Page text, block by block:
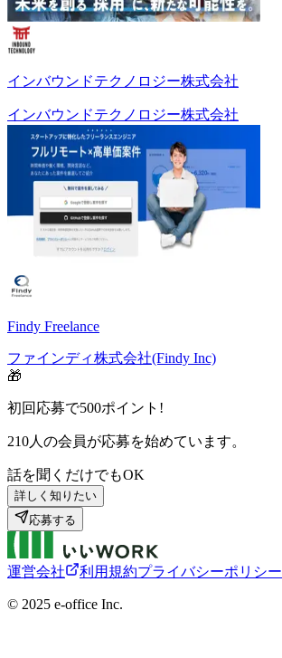
インバウンドテクノロジー株式会社
インバウンドテクノロジー株式会社
Findy Freelance
ファインディ株式会社(Findy Inc)
🎁
初回応募で500ポイント!
210人の会員が応募を始めています。
話を聞くだけでもOK
詳しく知りたい
応募する
運営会社 利用規約プライバシーポリシー
©︎ 2025 e-office Inc.